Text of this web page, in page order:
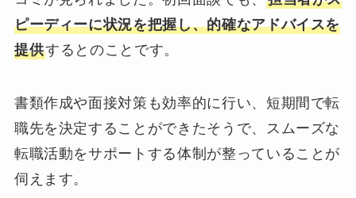
ピーディーに状況を把握し、的確なアドバイスを
提供するとのことです。
書類作成や面接対策も効率的に行い、短期間で転
職先を決定することができたそうで、スムーズな
転職活動をサポートする体制が整っていることが
伺えます。